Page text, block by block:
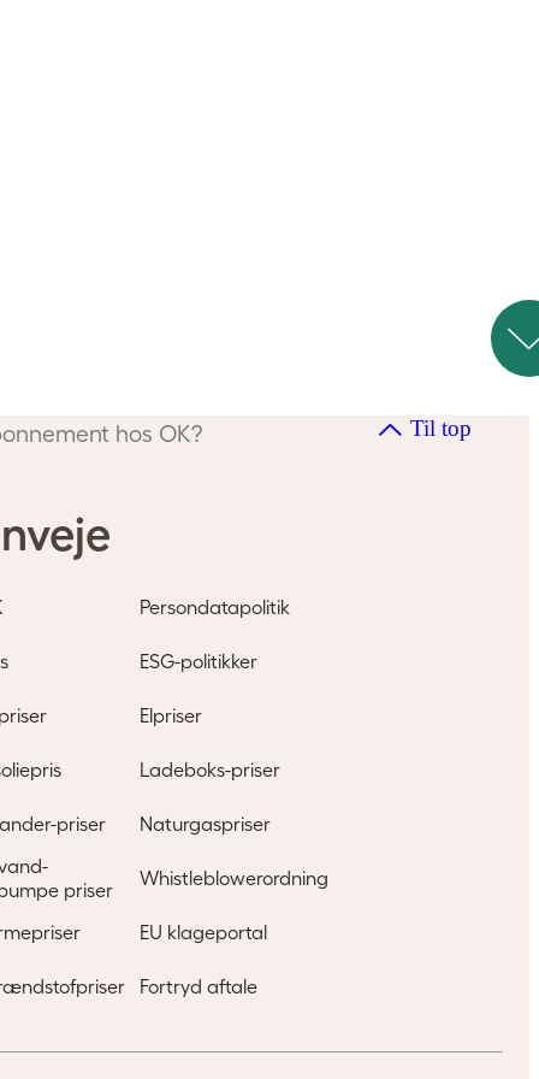
hos OK? Til top
Persondatapolitik
ESG-politikker
Elpriser
Ladeboks-priser
priser
Naturgaspriser
priser
Whistleblowerordning
EU klageportal
Fortryd aftale